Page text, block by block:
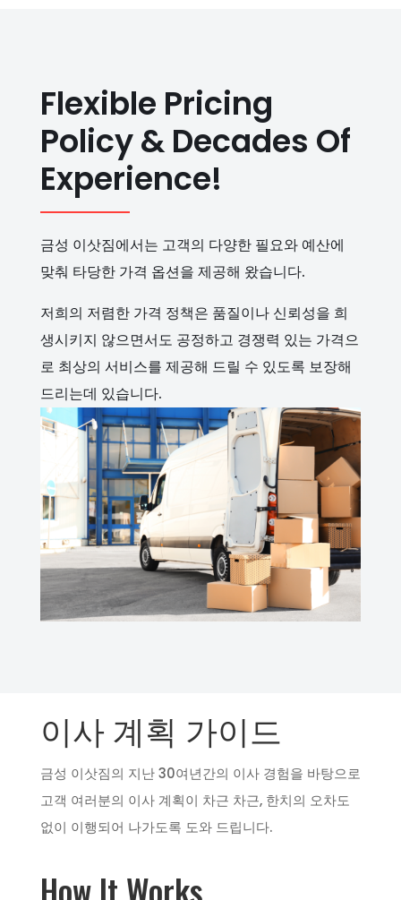
Flexible Pricing
Policy & Decades Of
Experience!
금성 이삿짐에서는 고객의 다양한 필요와 예산에
맞춰 타당한 가격 옵션을 제공해 왔습니다.
저희의 저렴한 가격 정책은 품질이나 신뢰성을 희
생시키지 않으면서도 공정하고 경쟁력 있는 가격으
로 최상의 서비스를 제공해 드릴 수 있도록 보장해
드리는데 있습니다.
이사 계획 가이드
금성 이삿짐의 지난 30여년간의 이사 경험을 바탕으로
고객 여러분의 이사 계획이 차근 차근, 한치의 오차도
없이 이행되어 나가도록 도와 드립니다.
How It Works